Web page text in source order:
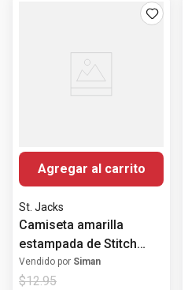
Agregar al carrito
St. Jacks
Camiseta amarilla
estampada de Stitch
para niña
Vendido por Siman
$12.95